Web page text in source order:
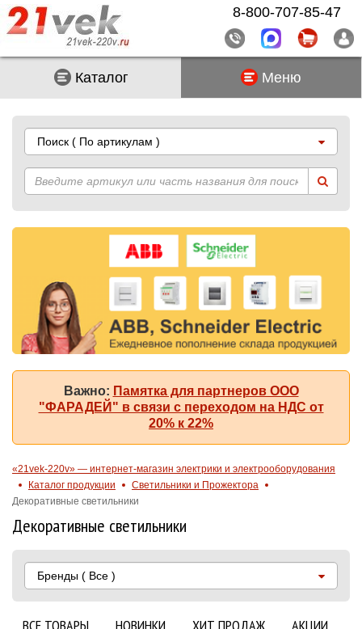
Каталог Меню
Поиск ( По артикулам )
Важно: Памятка для партнеров ООО
"ФАРАДЕЙ" в связи с переходом на НДС от
20% к 22%
«21vek-220v» — интернет-магазин электрики и электрооборудования
Каталог продукции
Светильники и Прожектора
Декоративные светильники
Декоративные светильники
Бренды ( Все )
ВСЕ ТОВАРЫ НОВИНКИ ХИТ ПРОДАЖ
АКЦИИ
8-800-707-85-47